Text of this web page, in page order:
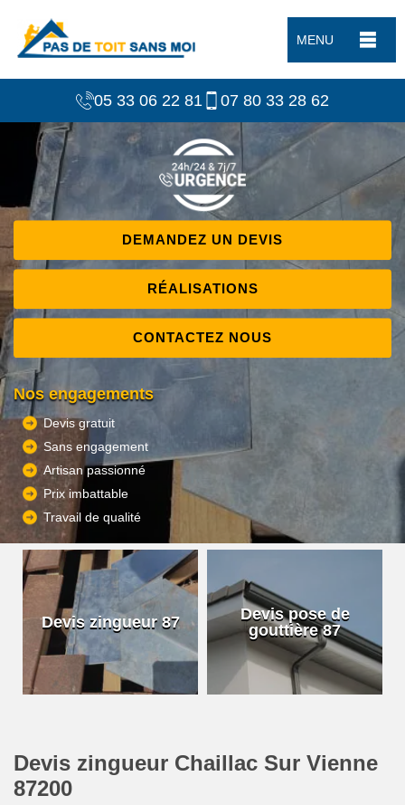
MENU
05 33 06 22 81 07 80 33 28 62
DEMANDEZ UN DEVIS
RÉALISATIONS
CONTACTEZ NOUS
Nos engagements
Devis gratuit
Sans engagement
Artisan passionné
Prix imbattable
Travail de qualité
Devis zingueur 87
Devis pose de
gouttière 87
Devis zingueur Chaillac Sur Vienne
87200